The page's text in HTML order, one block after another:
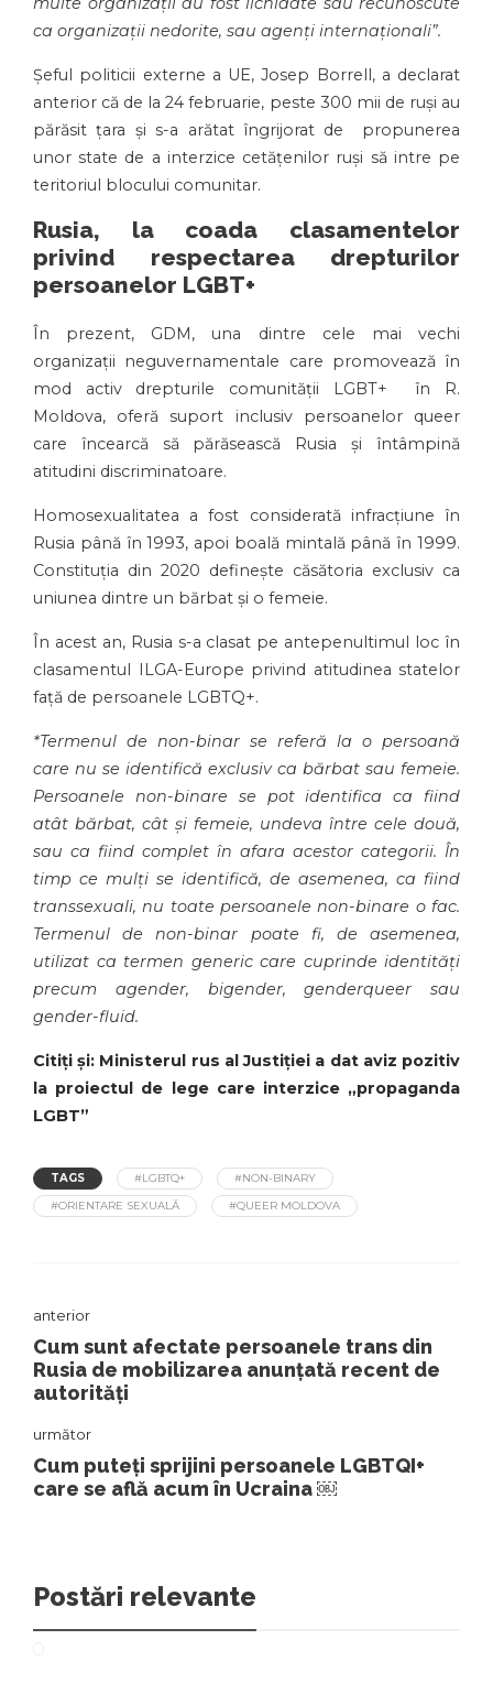
ca organizații nedorite, sau agenți internaționali”.
Șeful politicii externe a UE, Josep Borrell, a declarat
anterior că de la 24 februarie, peste 300 mii de ruși au
părăsit țara și s-a arătat îngrijorat de propunerea
unor state de a interzice cetățenilor ruși să intre pe
teritoriul blocului comunitar.
Rusia, la coada clasamentelor
privind respectarea drepturilor
persoanelor LGBT+
În prezent, GDM, una dintre cele mai vechi
organizaţii neguvernamentale care promovează în
mod activ drepturile comunităţii LGBT+ în R.
Moldova, oferă suport inclusiv persoanelor queer
care încearcă să părăsească Rusia și întâmpină
atitudini discriminatoare.
Homosexualitatea a fost considerată infracţiune în
Rusia până în 1993, apoi boală mintală până în 1999.
Constituţia din 2020 defineşte căsătoria exclusiv ca
uniunea dintre un bărbat şi o femeie.
În acest an, Rusia s-a clasat pe antepenultimul loc în
clasamentul ILGA-Europe privind atitudinea statelor
faţă de persoanele LGBTQ+.
*Termenul de non-binar se referă la o persoană
care nu se identifică exclusiv ca bărbat sau femeie.
Persoanele non-binare se pot identifica ca fiind
atât bărbat, cât și femeie, undeva între cele două,
sau ca fiind complet în afara acestor categorii. În
timp ce mulți se identifică, de asemenea, ca fiind
transsexuali, nu toate persoanele non-binare o fac.
Termenul de non-binar poate fi, de asemenea,
utilizat ca termen generic care cuprinde identități
precum agender, bigender, genderqueer sau
gender-fluid.
Citiți și: Ministerul rus al Justiției a dat aviz pozitiv
la proiectul de lege care interzice „propaganda
LGBT”
TAGS #LGBTQ+
#NON-BINARY
#ORIENTARE SEXUALĂ
#QUEER MOLDOVA
anterior
Cum sunt afectate persoanele trans din
Rusia de mobilizarea anunțată recent de
autorități
următor
Cum puteți sprijini persoanele LGBTQI+
care se află acum în Ucraina ￼
Postări relevante